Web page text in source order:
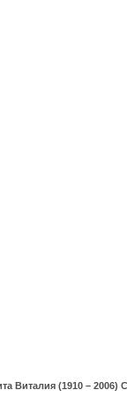
Виталия (1910 –